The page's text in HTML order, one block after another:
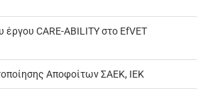
έργου CARE-ABILITY στο EfVET
Αποφοίτων ΣΑΕΚ, ΙΕΚ